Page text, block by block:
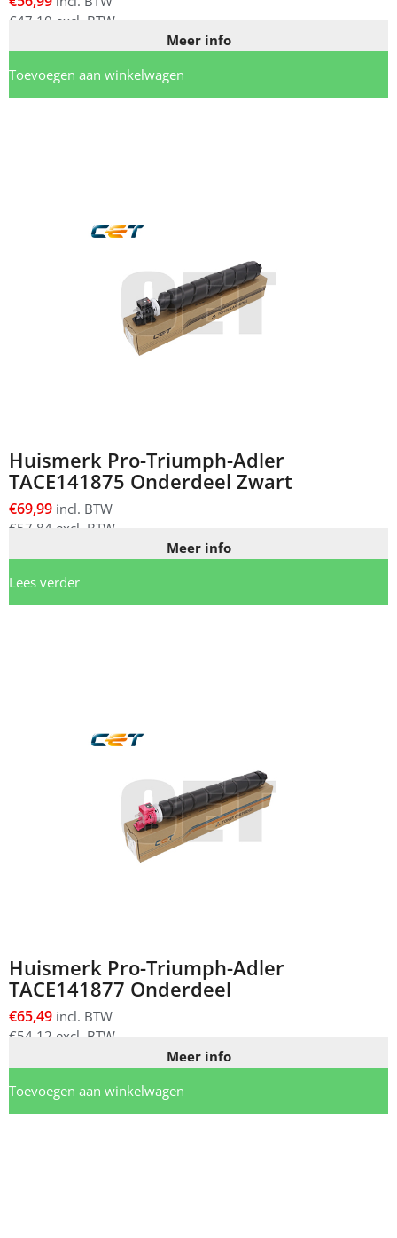
€47,10 excl. BTW
Meer info
Toevoegen aan winkelwagen
Huismerk Pro-Triumph-Adler
TACE141875 Onderdeel Zwart
€69,99 incl. BTW
€57,84 excl. BTW
Meer info
Lees verder
Huismerk Pro-Triumph-Adler
TACE141877 Onderdeel
€65,49 incl. BTW
€54,12 excl. BTW
Meer info
Toevoegen aan winkelwagen